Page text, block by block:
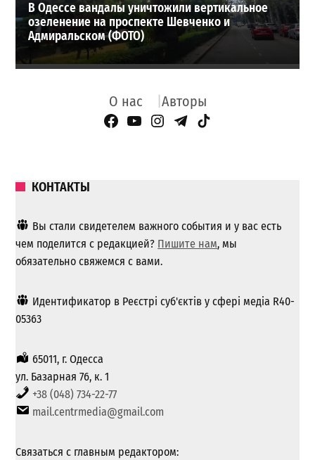
В Одессе вандалы уничтожили вертикальное
озеленение на проспекте Шевченко и
Адмиральском (ФОТО)
О нас Авторы
Facebook Page
YouTube
Instagram
Telegram
TikTok
КОНТАКТЫ
Вы стали свидетелем важного события и у вас есть
чем поделится с редакцией? Пишите нам, мы
обязательно свяжемся с вами.
Идентификатор в Реєстрі суб'єктів у сфері медіа R40-
05363
65011, г. Одесса
ул. Базарная 76, к. 1
+38 (048) 734-22-77
mail.centrmedia@gmail.com
Связаться с главным редактором: